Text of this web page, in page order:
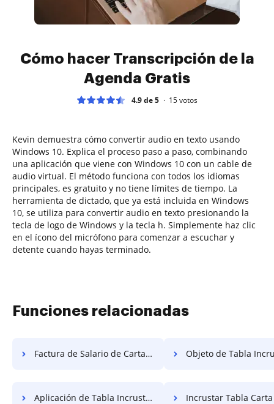
Cómo hacer Transcripción de la
Agenda Gratis
4.9 de 5 15votos
Kevin demuestra cómo convertir audio en texto usando
Windows 10. Explica el proceso paso a paso, combinando
una aplicación que viene con Windows 10 con un cable de
audio virtual. El método funciona con todos los idiomas
principales, es gratuito y no tiene límites de tiempo. La
herramienta de dictado, que ya está incluida en Windows
10, se utiliza para convertir audio en texto presionando la
tecla de logo de Windows y la tecla h. Simplemente haz clic
en el ícono del micrófono para comenzar a escuchar y
detente cuando hayas terminado.
Funciones relacionadas
Factura de Salario de Carta Gratis Objeto de Tabla
Aplicación de Tabla Incrustada Gratis Incrustar Tabla